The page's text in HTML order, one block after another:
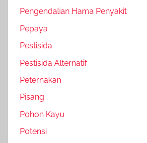
Pengendalian Hama Penyakit
Pepaya
Pestisida
Pestisida Alternatif
Peternakan
Pisang
Pohon Kayu
Potensi